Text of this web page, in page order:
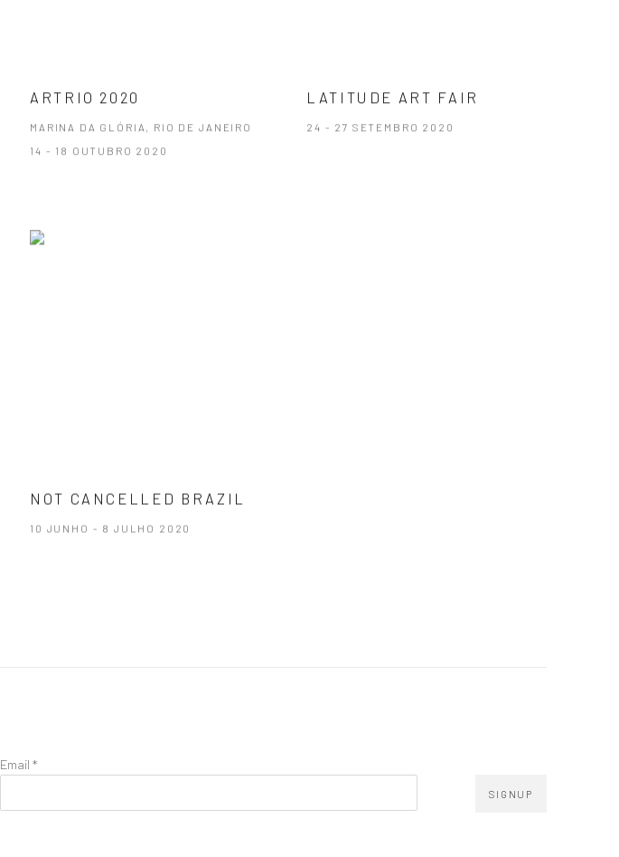
ARTRIO 2020
MARINA DA GLÓRIA, RIO DE JANEIRO
14 - 18 OUTUBRO 2020
LATITUDE ART FAIR
24 - 27 SETEMBRO 2020
NOT CANCELLED BRAZIL
10 JUNHO - 8 JULHO 2020
Email *
SIGNUP